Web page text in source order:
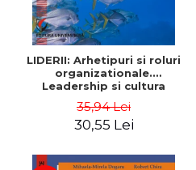
LIDERII: Arhetipuri si roluri
organizationale.
Leadership si cultura
Dumitrascu
35,94 Lei
30,55 Lei